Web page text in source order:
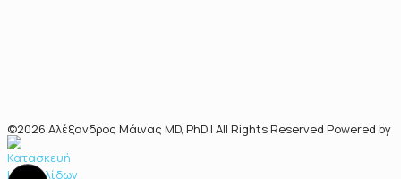
©2026 Αλέξανδρος Μάινας MD, PhD | All Rights Reserved Powered by